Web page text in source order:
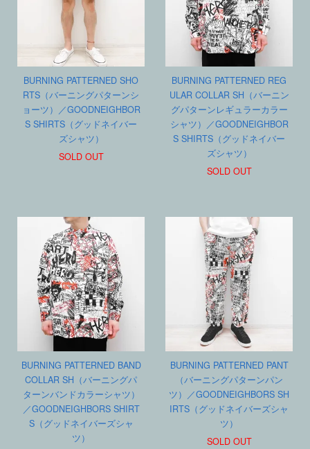
BURNING PATTERNED SHO
RTS（バーニングパターンシ
ョーツ）／GOODNEIGHBOR
S SHIRTS（グッドネイバー
ズシャツ）
SOLD OUT
BURNING PATTERNED REG
ULAR COLLAR SH（バーニン
グパターンレギュラーカラー
シャツ）／GOODNEIGHBOR
S SHIRTS（グッドネイバー
ズシャツ）
SOLD OUT
BURNING PATTERNED BAND
COLLAR SH（バーニングパ
ターンバンドカラーシャツ）
／GOODNEIGHBORS SHIRT
S（グッドネイバーズシャ
ツ）
BURNING PATTERNED PANT
（バーニングパターンパン
ツ）／GOODNEIGHBORS SH
IRTS（グッドネイバーズシャ
ツ）
SOLD OUT